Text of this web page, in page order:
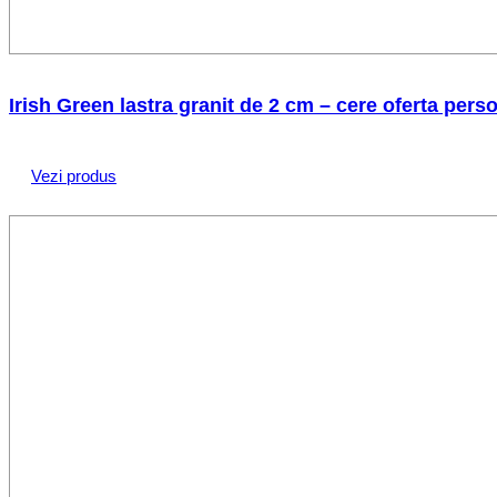
Irish Green lastra granit de 2 cm – cere oferta
Vezi produs